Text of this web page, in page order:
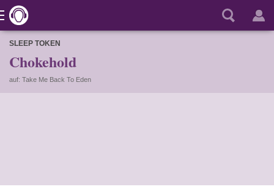
SLEEP TOKEN
Chokehold
auf: Take Me Back To Eden